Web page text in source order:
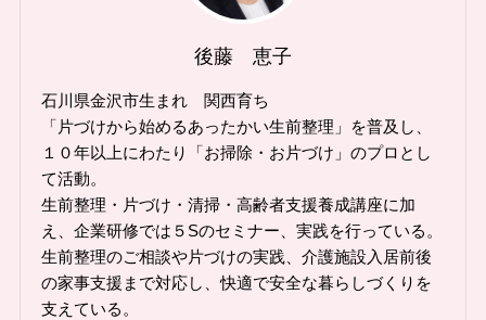
後藤 恵子
石川県金沢市生まれ 関西育ち
「片づけから始めるあったかい生前整理」を普及し、
１０年以上にわたり「お掃除・お片づけ」のプロとし
て活動。
生前整理・片づけ・清掃・高齢者支援養成講座に加
え、企業研修では５Sのセミナー、実践を行っている。
生前整理のご相談や片づけの実践、介護施設入居前後
の家事支援まで対応し、快適で安全な暮らしづくりを
支えている。